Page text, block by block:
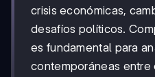
crisis económicas,
desafíos políticos.
es fundamental para
contemporáneas entre